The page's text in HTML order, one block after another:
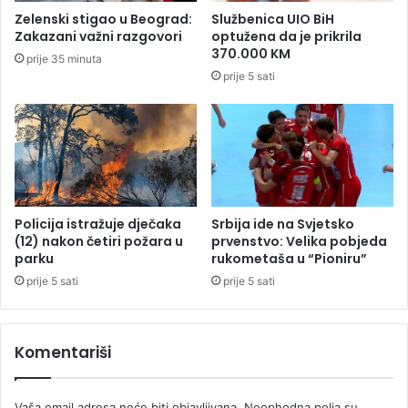
o
p
š
t
n
e
b
e
z
s
t
r
u
j
P
o
g
n
u
o
m
l
a
d
i
g
o
m
n
Zelenski stigao u Beograd:
Zakazani važni razgovori
prije 35 minuta
Službenica UIO BiH
optužena da je prikrila
370.000 KM
prije 5 sati
Policija istražuje dječaka
(12) nakon četiri požara u
parku
prije 5 sati
Srbija ide na Svjetsko
prvenstvo: Velika pobjeda
rukometaša u “Pioniru”
prije 5 sati
Komentariši